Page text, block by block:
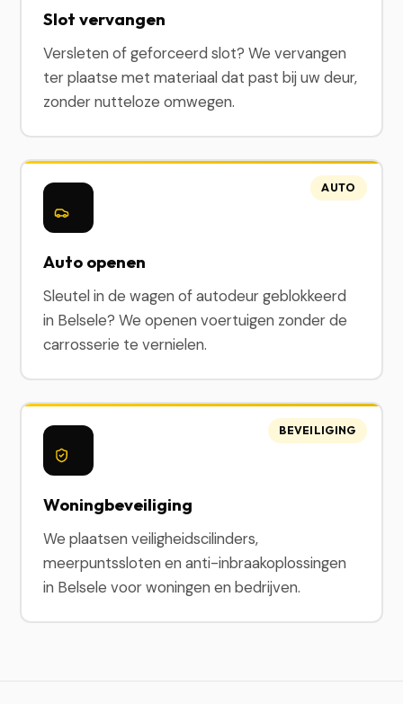
Slot vervangen
Versleten of geforceerd slot? We vervangen
ter plaatse met materiaal dat past bij uw deur,
zonder nutteloze omwegen.
Auto openen
Sleutel in de wagen of autodeur geblokkeerd
in Belsele? We openen voertuigen zonder de
carrosserie te vernielen.
AUTO
Woningbeveiliging
We plaatsen veiligheidscilinders,
meerpuntssloten en anti-inbraakoplossingen
in Belsele voor woningen en bedrijven.
BEVEILIGING